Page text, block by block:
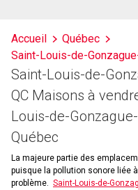
et
les
historiques
Accueil
Québec
Saint-Louis-de-
Saint-Louis-de-
QC Maisons à
Louis-de-
Québec
La majeure partie des
puisque la pollution sonore liée
problème. Saint-Louis-de-